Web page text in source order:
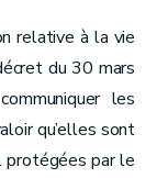
relative à la vie
du 30 mars
les
qu’elles sont
protégées par le